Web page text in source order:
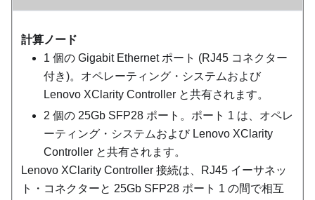
計算ノード
1 個の Gigabit Ethernet ポート (RJ45 コネクター
付き)。オペレーティング・システムおよび
Lenovo XClarity Controller と共有されます。
2 個の 25Gb SFP28 ポート。ポート 1 は、オペレ
ーティング・システムおよび Lenovo XClarity
Controller と共有されます。
Lenovo XClarity Controller 接続は、RJ45 イーサネッ
ト・コネクターと 25Gb SFP28 ポート 1 の間で相互